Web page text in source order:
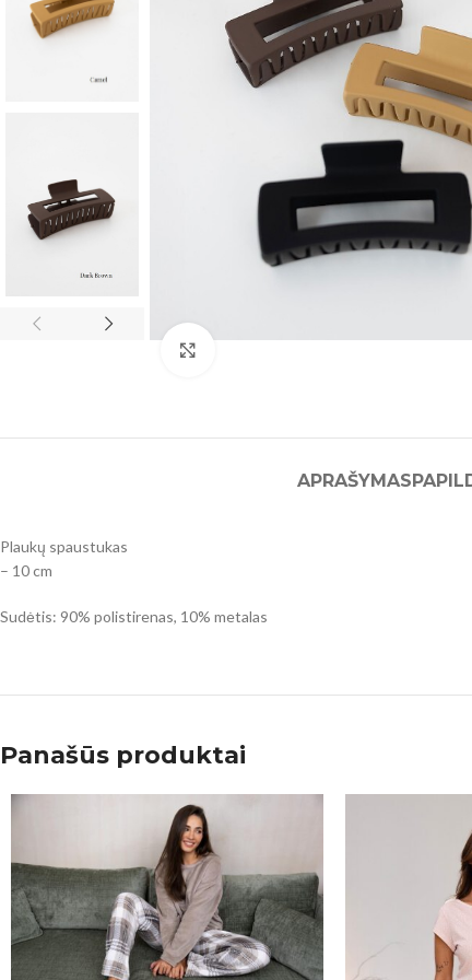
APRAŠYMAS
Plaukų spaustukas
– 10 cm
Sudėtis: 90% polistirenas, 10% metalas
Panašūs produktai